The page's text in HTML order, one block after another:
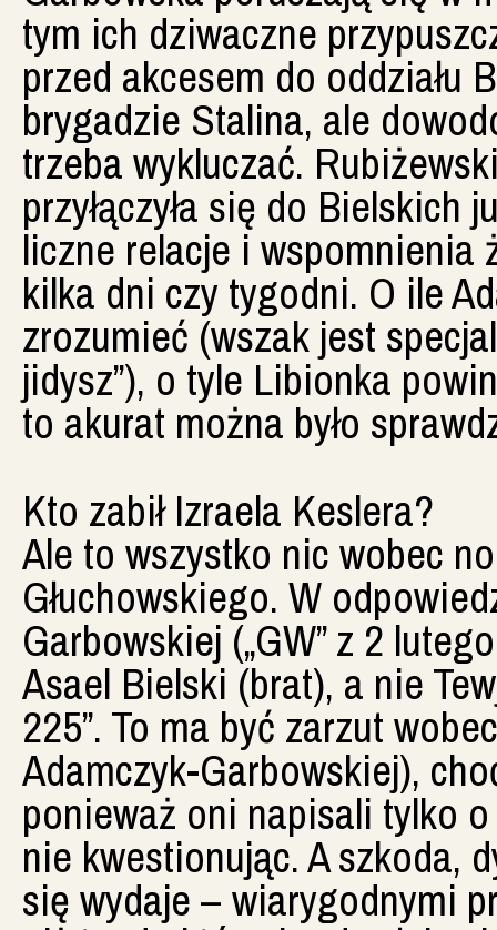
tym ich dziwaczne
przed akcesem do oddziału
brygadzie Stalina, ale
trzeba wykluczać.
przyłączyła się do Bielskich
liczne relacje i
kilka dni czy tygodni. O ile
zrozumieć (wszak jest
jidysz”), o tyle Libionka
to akurat można było
Kto zabił Izraela Keslera?
Ale to wszystko nic wobec
Głuchowskiego. W
Garbowskiej („GW” z 2
Asael Bielski (brat), a nie
225”. To ma być zarzut
Adamczyk-Garbowskiej),
ponieważ oni napisali tylko
nie kwestionując. A szkoda,
się wydaje – wiarygodnymi